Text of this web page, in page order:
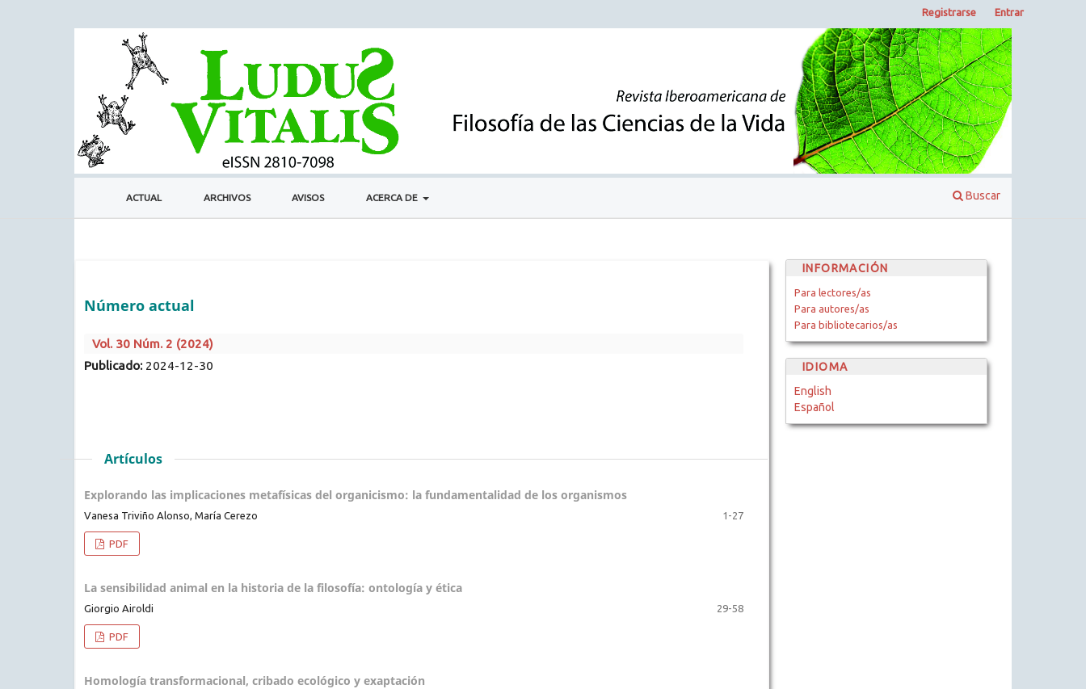
ACTUAL ARCHIVOS AVISOS ACERCA DE Buscar
Registrarse Entrar
Número actual
Vol. 30 Núm. 2 (2024)
Publicado: 2024-12-30
Artículos
Explorando las implicaciones metafísicas del organicismo: la fundamentalidad de los organismos
Vanesa Triviño Alonso, María Cerezo 1-27
PDF
La sensibilidad animal en la historia de la filosofía: ontología y ética
Giorgio Airoldi 29-58
PDF
Homología transformacional, cribado ecológico y exaptación
INFORMACIÓN
Para lectores/as
Para autores/as
Para bibliotecarios/as
IDIOMA
English
Español